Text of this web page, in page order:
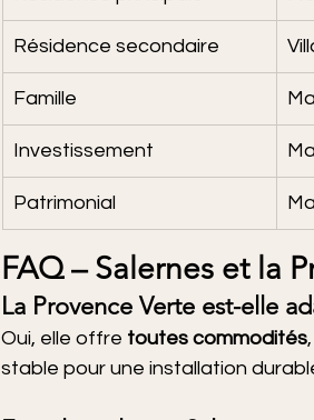
Résidence secondaire
Famille
Investissement
Patrimonial
FAQ – Salernes et la
La Provence Verte est-elle
Oui, elle offre toutes commodités
stable pour une installation